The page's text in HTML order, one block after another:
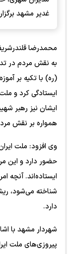
غدیر مشهد
محمدرضا
به نقش مردم در
(ره) با تکیه بر
ایستادگی کرد و
ایشان نیز رهبر
همواره بر نقش
وی افزود: ملت
حضور دارد و این
ایستاده‌اند. آنچه
شناخته می‌شود،
دارد.
شهردار مشهد با
پیروزی‌های ملت